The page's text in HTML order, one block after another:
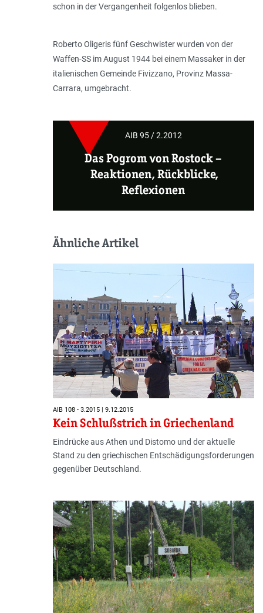
schon in der Vergangenheit folgenlos blieben.
Roberto Oligeris fünf Geschwister wurden von der
Waffen-SS im August 1944 bei einem Massaker in der
italienischen Gemeinde Fivizzano, Provinz Massa-
Carrara, umgebracht.
AIB 95 / 2.2012
Das Pogrom von Rostock –
Reaktionen, Rückblicke,
Reflexionen
Ähnliche Artikel
AIB 108 - 3.2015 | 9.12.2015
Kein Schlußstrich in Griechenland
Eindrücke aus Athen und Distomo und der aktuelle
Stand zu den griechischen Entschädigungsforderungen
gegenüber Deutschland.